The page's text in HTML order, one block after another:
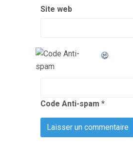
Site web
Code Anti-spam *